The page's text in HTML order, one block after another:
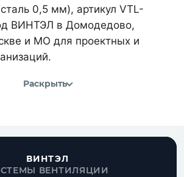
0,5 мм), артикул VTL-
ВИНТЭЛ в Домодедово,
и МО для проектных и
Раскрыть
ВИНТЭЛ
ВЕНТИЛЯЦИИ